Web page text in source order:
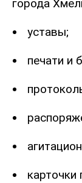
города
уставы;
печати и